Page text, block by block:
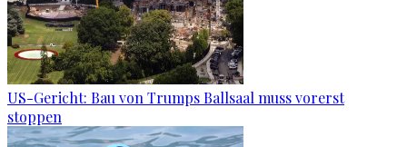
US-Gericht: Bau von Trumps Ballsaal muss vorerst
stoppen